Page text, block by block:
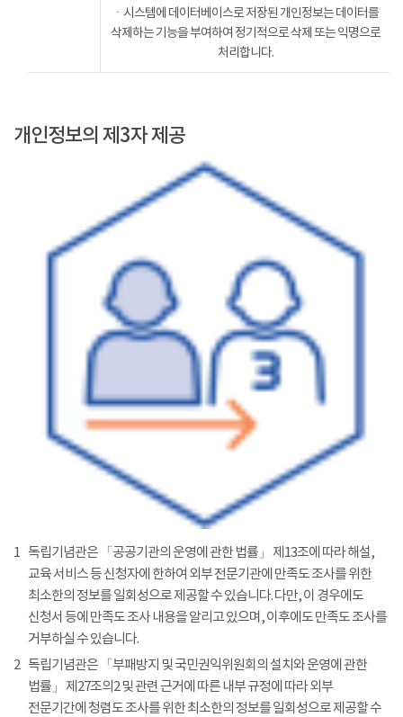
ㆍ시스템에 데이터베이스로 저장된 개인정보는 데이터를
삭제하는 기능을 부여하여 정기적으로 삭제 또는 익명으로
처리합니다.
개인정보의 제3자 제공
1 독립기념관은 「공공기관의 운영에 관한 법률」 제13조에 따라 해설,
교육 서비스 등 신청자에 한하여 외부 전문기관에 만족도 조사를 위한
최소한의 정보를 일회성으로 제공할 수 있습니다. 다만, 이 경우에도
신청서 등에 만족도 조사 내용을 알리고 있으며, 이후에도 만족도 조사를
거부하실 수 있습니다.
2 독립기념관은 「부패방지 및 국민권익위원회의 설치와 운영에 관한
법률」 제27조의2 및 관련 근거에 따른 내부 규정에 따라 외부
전문기간에 청렴도 조사를 위한 최소한의 정보를 일회성으로 제공할 수